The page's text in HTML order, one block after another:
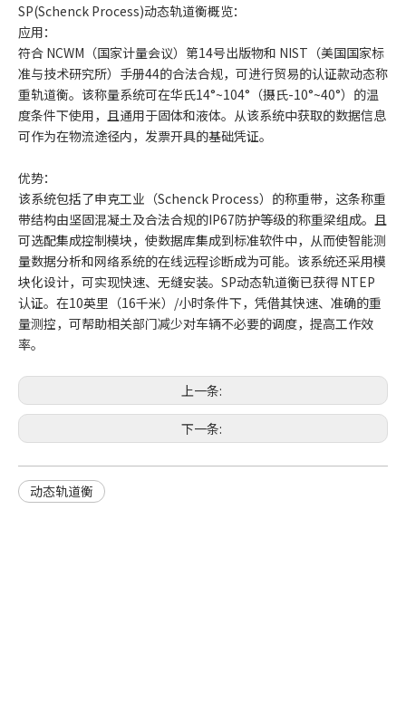
SP(Schenck Process)动态轨道衡概览：
应用：
符合 NCWM（国家计量会议）第14号出版物和 NIST（美国国家标
准与技术研究所）手册44的合法合规，可进行贸易的认证款动态称
重轨道衡。该称量系统可在华氏14°~104°（摄氏-10°~40°）的温
度条件下使用，且通用于固体和液体。从该系统中获取的数据信息
可作为在物流途径内，发票开具的基础凭证。
优势：
该系统包括了申克工业（Schenck Process）的称重带，这条称重
带结构由坚固混凝土及合法合规的IP67防护等级的称重梁组成。且
可选配集成控制模块，使数据库集成到标准软件中，从而使智能测
量数据分析和网络系统的在线远程诊断成为可能。该系统还采用模
块化设计，可实现快速、无缝安装。SP动态轨道衡已获得 NTEP
认证。在10英里（16千米）/小时条件下，凭借其快速、准确的重
量测控，可帮助相关部门减少对车辆不必要的调度，提高工作效
率。
上一条:
下一条:
动态轨道衡